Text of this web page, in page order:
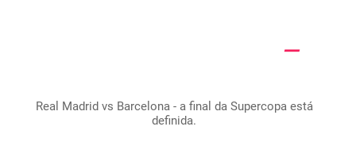
Real Madrid vs Barcelona - a final da Supercopa está
definida.